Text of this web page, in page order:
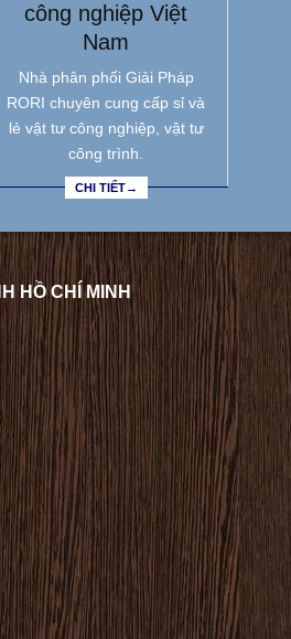
công nghiệp Việt
Nam
Nhà phân phối Giải Pháp
RORI chuyên cung cấp sỉ và
lẻ vật tư công nghiệp, vật tư
công trình.
CHI TIẾT→
HỒ CHÍ MINH